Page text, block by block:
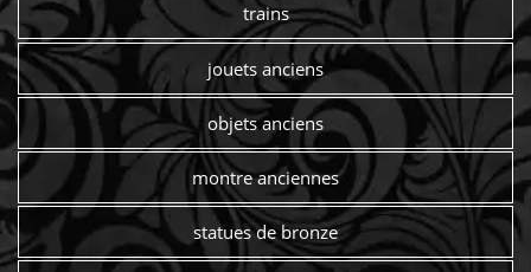
trains
jouets anciens
objets anciens
montre anciennes
statues de bronze